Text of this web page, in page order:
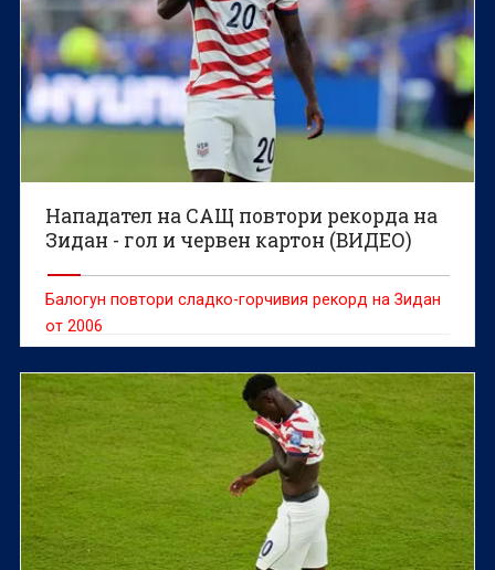
Нападател на САЩ повтори рекорда на
Зидан - гол и червен картон (ВИДЕО)
Балогун повтори сладко-горчивия рекорд на Зидан
от 2006